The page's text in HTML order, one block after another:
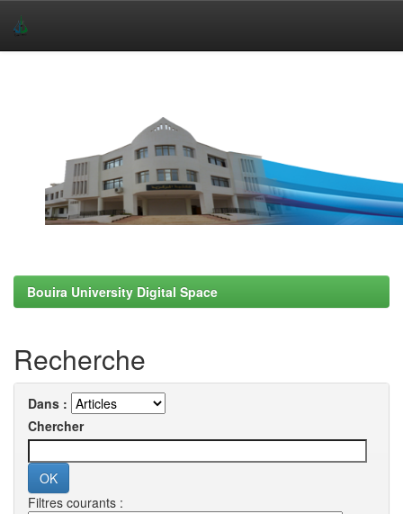
Bouira University Digital Space
Recherche
Dans :
Chercher
Filtres courants :